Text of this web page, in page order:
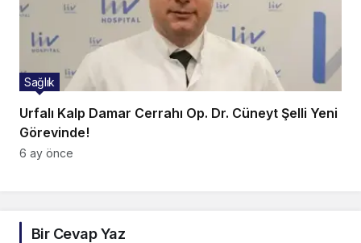
Urfalı Kalp Damar Cerrahı Op. Dr. Cüneyt Şelli Yeni
Görevinde!
Sağlık
6 ay önce
Bir Cevap Yaz